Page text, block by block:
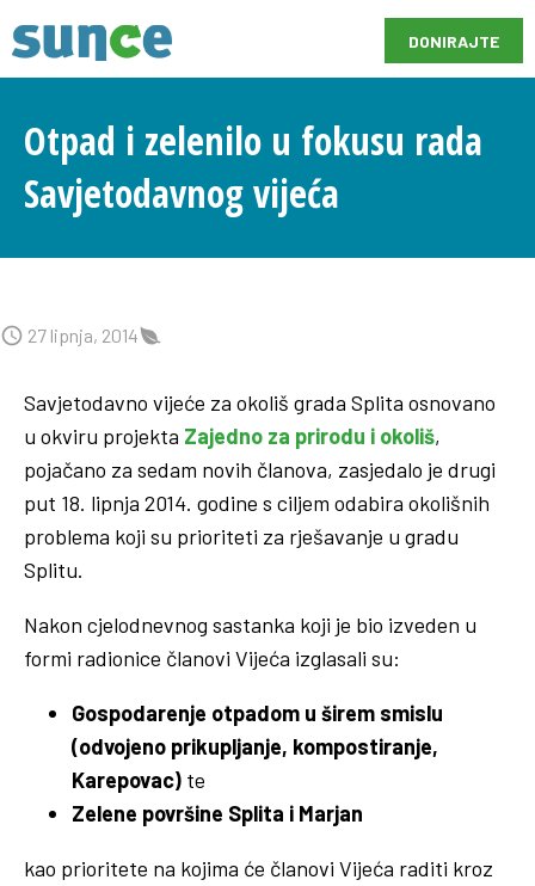
DONIRAJTE
Otpad i zelenilo u fokusu rada
Savjetodavnog vijeća
27 lipnja, 2014
Savjetodavno vijeće za okoliš grada Splita osnovano
u okviru projekta Zajedno za prirodu i okoliš,
pojačano za sedam novih članova, zasjedalo je drugi
put 18. lipnja 2014. godine s ciljem odabira okolišnih
problema koji su prioriteti za rješavanje u gradu
Splitu.
Nakon cjelodnevnog sastanka koji je bio izveden u
formi radionice članovi Vijeća izglasali su:
Gospodarenje otpadom u širem smislu
(odvojeno prikupljanje, kompostiranje,
Karepovac) te
Zelene površine Splita i Marjan
kao prioritete na kojima će članovi Vijeća raditi kroz